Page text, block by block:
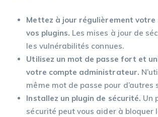
Mettez à jour régulièrement votre
vos plugins. Les mises à jour de
les vulnérabilités connues.
Utilisez un mot de passe fort et
votre compte administrateur.
même mot de passe pour d’autres
Installez un plugin de sécurité. Un
sécurité peut vous aider à bloquer